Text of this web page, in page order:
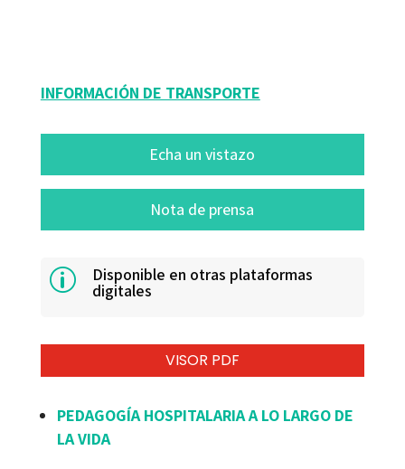
INFORMACIÓN DE TRANSPORTE
Echa un vistazo
Nota de prensa
p Disponible en otras plataformas
digitales
VISOR PDF
PEDAGOGÍA HOSPITALARIA A LO LARGO DE
LA VIDA